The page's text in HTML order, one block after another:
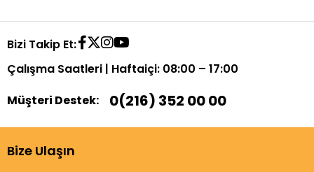
Bizi Takip Et:
Çalışma Saatleri | Haftaiçi: 08:00 – 17:00
Müşteri Destek:
0(216) 352 00 00
Bize Ulaşın